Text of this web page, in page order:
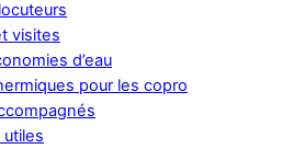
visites
d’eau
pour les copro